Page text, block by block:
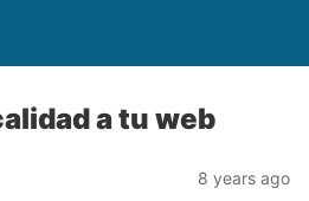
a tu web
8 years ago